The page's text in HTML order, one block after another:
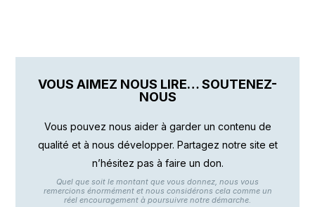
VOUS AIMEZ NOUS LIRE… SOUTENEZ-
NOUS
Vous pouvez nous aider à garder un contenu de
qualité et à nous développer. Partagez notre site et
n’hésitez pas à faire un don.
Quel que soit le montant que vous donnez, nous vous
remercions énormément et nous considérons cela comme un
réel encouragement à poursuivre notre démarche.